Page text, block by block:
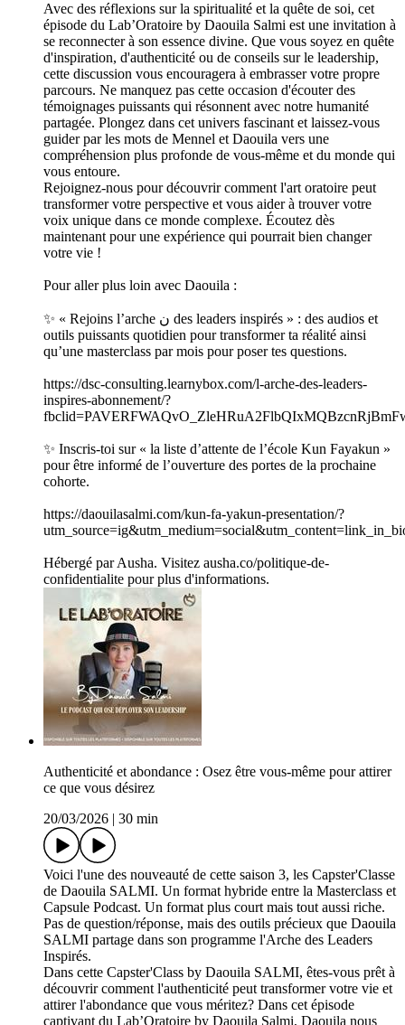
Avec des réflexions sur la spiritualité et la quête de soi, cet
épisode du Lab’Oratoire by Daouila Salmi est une invitation à
se reconnecter à son essence divine. Que vous soyez en quête
d'inspiration, d'authenticité ou de conseils sur le leadership,
cette discussion vous encouragera à embrasser votre propre
parcours. Ne manquez pas cette occasion d'écouter des
témoignages puissants qui résonnent avec notre humanité
partagée. Plongez dans cet univers fascinant et laissez-vous
guider par les mots de Mennel et Daouila vers une
compréhension plus profonde de vous-même et du monde qui
vous entoure.
Rejoignez-nous pour découvrir comment l'art oratoire peut
transformer votre perspective et vous aider à trouver votre
voix unique dans ce monde complexe. Écoutez dès
maintenant pour une expérience qui pourrait bien changer
votre vie !
Pour aller plus loin avec Daouila :
✨ « Rejoins l’arche ن des leaders inspirés » : des audios et
outils puissants quotidien pour transformer ta réalité ainsi
qu’une masterclass par mois pour poser tes questions.
https://dsc-consulting.learnybox.com/l-arche-des-leaders-
inspires-abonnement/?
✨ Inscris-toi sur « la liste d’attente de l’école Kun Fayakun »
pour être informé de l’ouverture des portes de la prochaine
cohorte.
https://daouilasalmi.com/kun-fa-yakun-presentation/?
Hébergé par Ausha. Visitez ausha.co/politique-de-
confidentialite pour plus d'informations.
Authenticité et abondance : Osez être vous-même pour attirer
ce que vous désirez
20/03/2026
30 min
Voici l'une des nouveauté de cette saison 3, les Capster'Classe
de Daouila SALMI. Un format hybride entre la Masterclass et
Capsule Podcast. Un format plus court mais tout aussi riche.
Pas de question/réponse, mais des outils précieux que Daouila
SALMI partage dans son programme l'Arche des Leaders
Inspirés.
Dans cette Capster'Class by Daouila SALMI, êtes-vous prêt à
découvrir comment l'authenticité peut transformer votre vie et
attirer l'abondance que vous méritez? Dans cet épisode
captivant du Lab’Oratoire by Daouila Salmi, Daouila nous